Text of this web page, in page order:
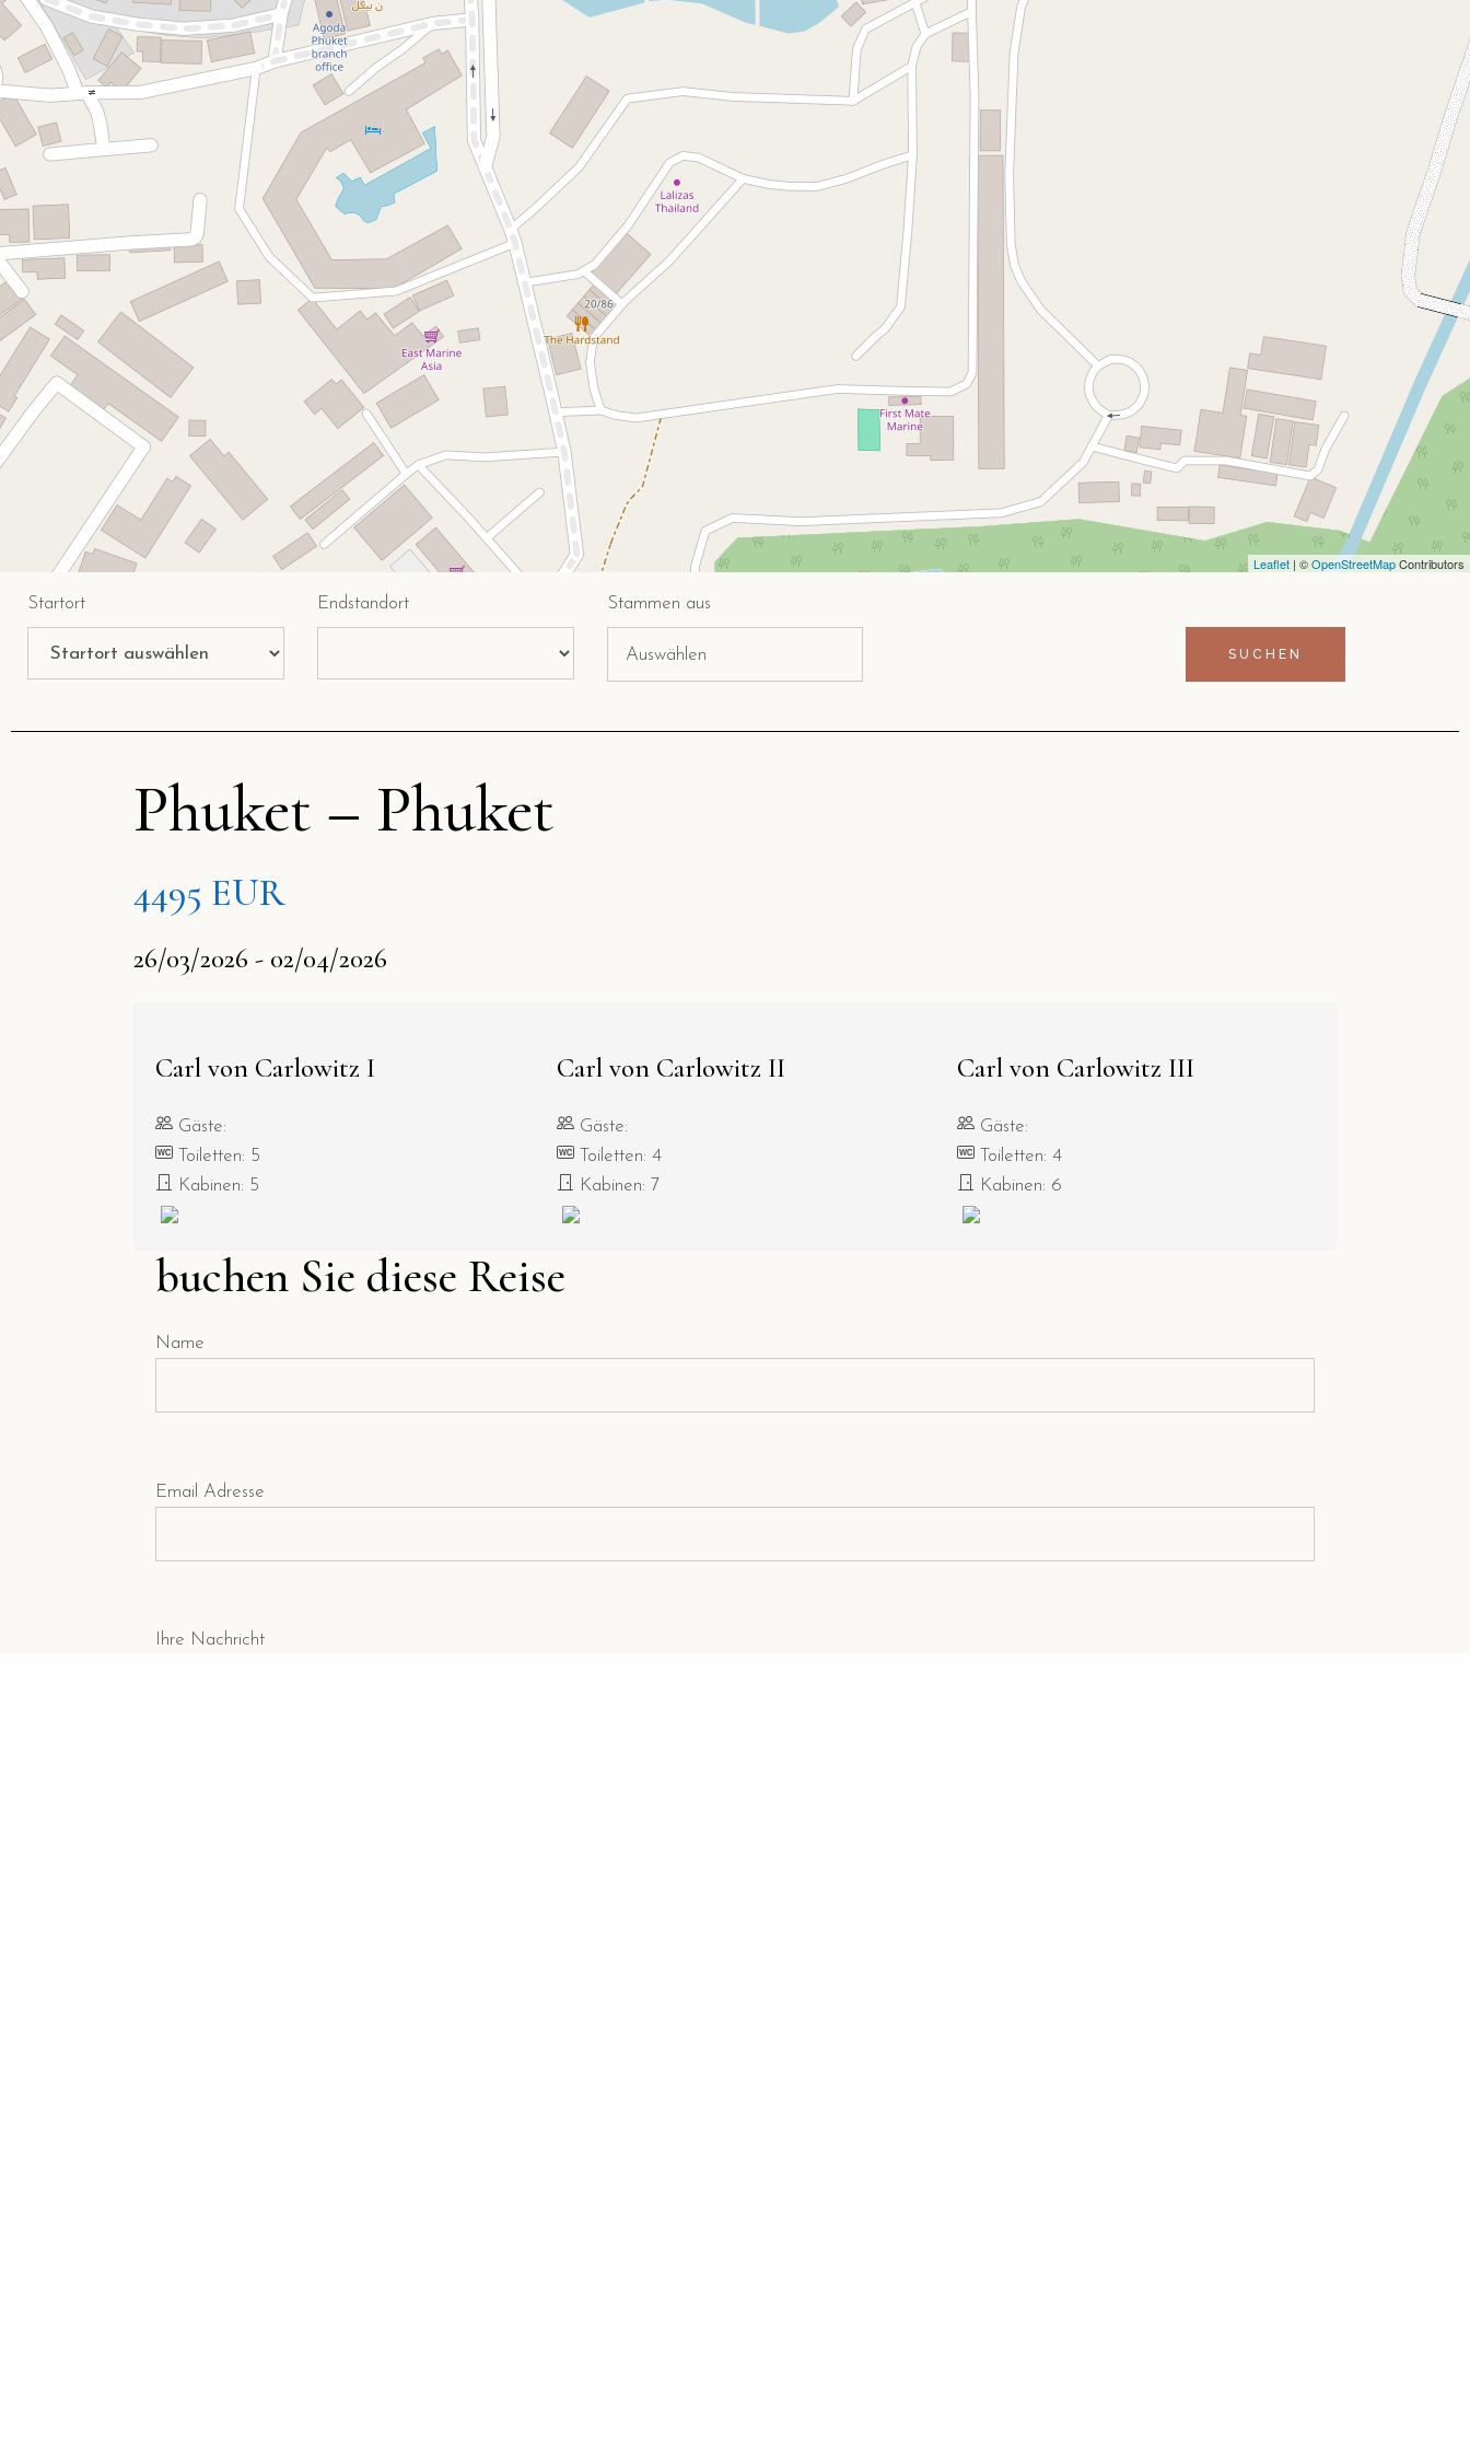
Leaflet | ©OpenStreetMapContributors
Startort Endstandort Stammen aus
Phuket – Phuket
4495 EUR
26/03/2026 - 02/04/2026
Carl von Carlowitz I
Gäste:
Toiletten: 5
Kabinen: 5
Carl von Carlowitz II
Gäste:
Toiletten: 4
Kabinen: 7
Carl von Carlowitz III
Gäste:
Toiletten: 4
Kabinen: 6
buchen Sie diese Reise
Name
Email Adresse
Ihre Nachricht